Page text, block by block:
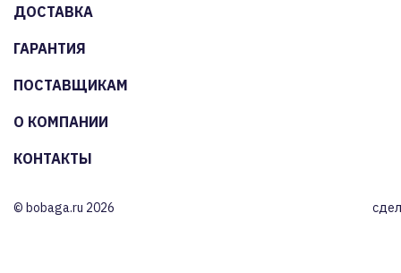
ДОСТАВКА
ГАРАНТИЯ
ПОСТАВЩИКАМ
О КОМПАНИИ
КОНТАКТЫ
© bobaga.ru 2026